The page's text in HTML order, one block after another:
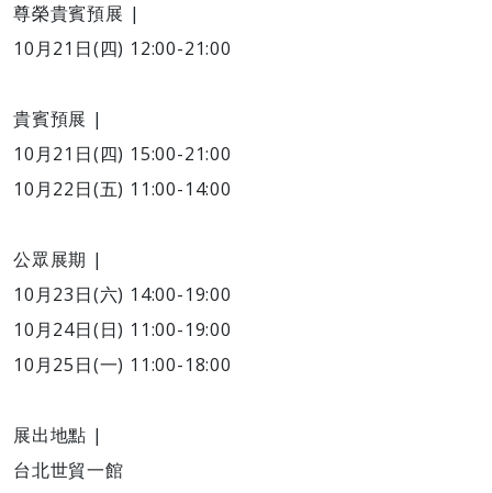
尊榮貴賓預展 |
10月21日(四) 12:00-21:00
貴賓預展 |
10月21日(四) 15:00-21:00
10月22日(五) 11:00-14:00
公眾展期 |
10月23日(六) 14:00-19:00
10月24日(日) 11:00-19:00
10月25日(一) 11:00-18:00
展出地點 |
台北世貿一館